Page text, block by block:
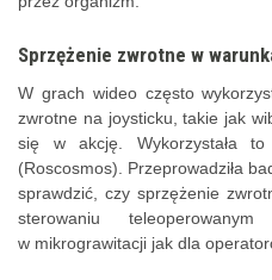
Sprzężenie zwrotne w
W grach wideo często
zwrotne na joysticku, takie jak
się w akcję. Wykorzystała to
(Roscosmos). Przeprowadziła
sprawdzić, czy sprzężenie
sterowaniu
w mikrograwitacji jak dla